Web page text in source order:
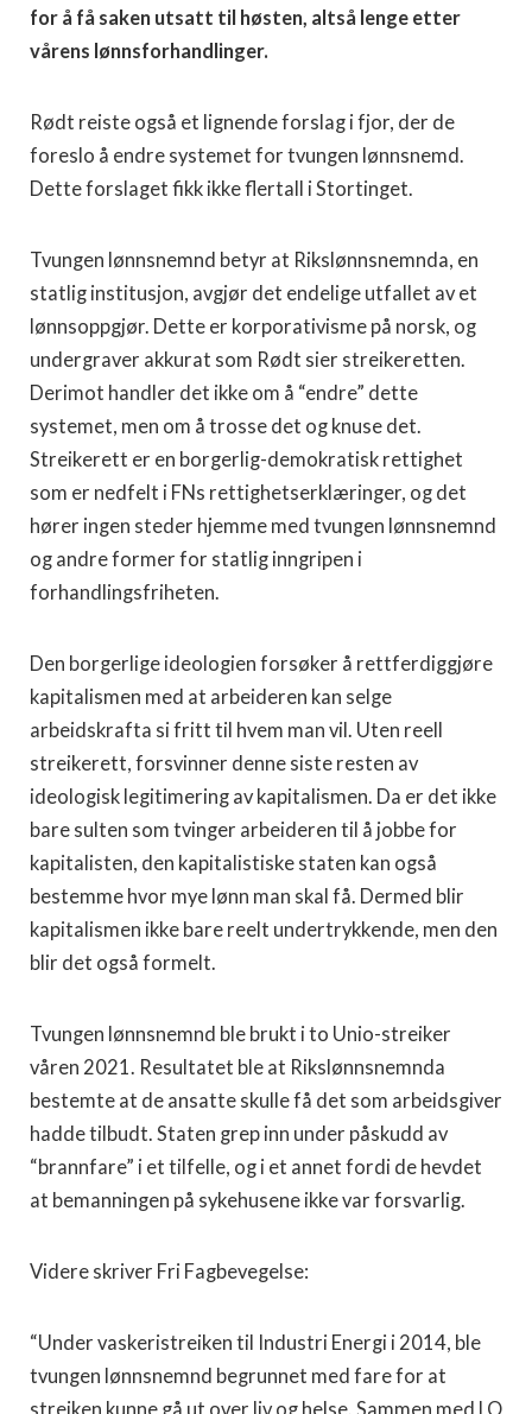
for å få saken utsatt til høsten, altså lenge etter
vårens lønnsforhandlinger.
Rødt reiste også et lignende forslag i fjor, der de
foreslo å endre systemet for tvungen lønnsnemd.
Dette forslaget fikk ikke flertall i Stortinget.
Tvungen lønnsnemnd betyr at Rikslønnsnemnda, en
statlig institusjon, avgjør det endelige utfallet av et
lønnsoppgjør. Dette er korporativisme på norsk, og
undergraver akkurat som Rødt sier streikeretten.
Derimot handler det ikke om å “endre” dette
systemet, men om å trosse det og knuse det.
Streikerett er en borgerlig-demokratisk rettighet
som er nedfelt i FNs rettighetserklæringer, og det
hører ingen steder hjemme med tvungen lønnsnemnd
og andre former for statlig inngripen i
forhandlingsfriheten.
Den borgerlige ideologien forsøker å rettferdiggjøre
kapitalismen med at arbeideren kan selge
arbeidskrafta si fritt til hvem man vil. Uten reell
streikerett, forsvinner denne siste resten av
ideologisk legitimering av kapitalismen. Da er det ikke
bare sulten som tvinger arbeideren til å jobbe for
kapitalisten, den kapitalistiske staten kan også
bestemme hvor mye lønn man skal få. Dermed blir
kapitalismen ikke bare reelt undertrykkende, men den
blir det også formelt.
Tvungen lønnsnemnd ble brukt i to Unio-streiker
våren 2021. Resultatet ble at Rikslønnsnemnda
bestemte at de ansatte skulle få det som arbeidsgiver
hadde tilbudt. Staten grep inn under påskudd av
“brannfare” i et tilfelle, og i et annet fordi de hevdet
at bemanningen på sykehusene ikke var forsvarlig.
Videre skriver Fri Fagbevegelse:
“Under vaskeristreiken til Industri Energi i 2014, ble
tvungen lønnsnemnd begrunnet med fare for at
streiken kunne gå ut over liv og helse. Sammen med LO